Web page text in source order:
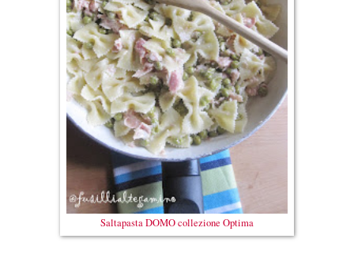
Saltapasta DOMO collezione Optima